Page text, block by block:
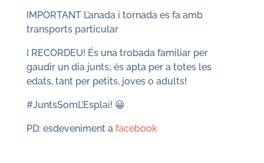
IMPORTANT L’anada i tornada es fa amb
transports particular
I RECORDEU! És una trobada familiar per
gaudir un dia junts; és apta per a totes les
edats, tant per petits, joves o adults!
#JuntsSomL’Esplai! 😀
PD: esdeveniment a facebook